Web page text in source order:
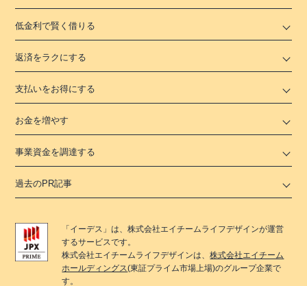
低金利で賢く借りる
返済をラクにする
支払いをお得にする
お金を増やす
事業資金を調達する
過去のPR記事
「 イーデス 」は、株式会社エイチームライフデザインが運営
するサービスです。
株式会社エイチームライフデザインは、株式会社エイチーム
ホールディングス(東証プライム市場上場)のグループ企業で
す。